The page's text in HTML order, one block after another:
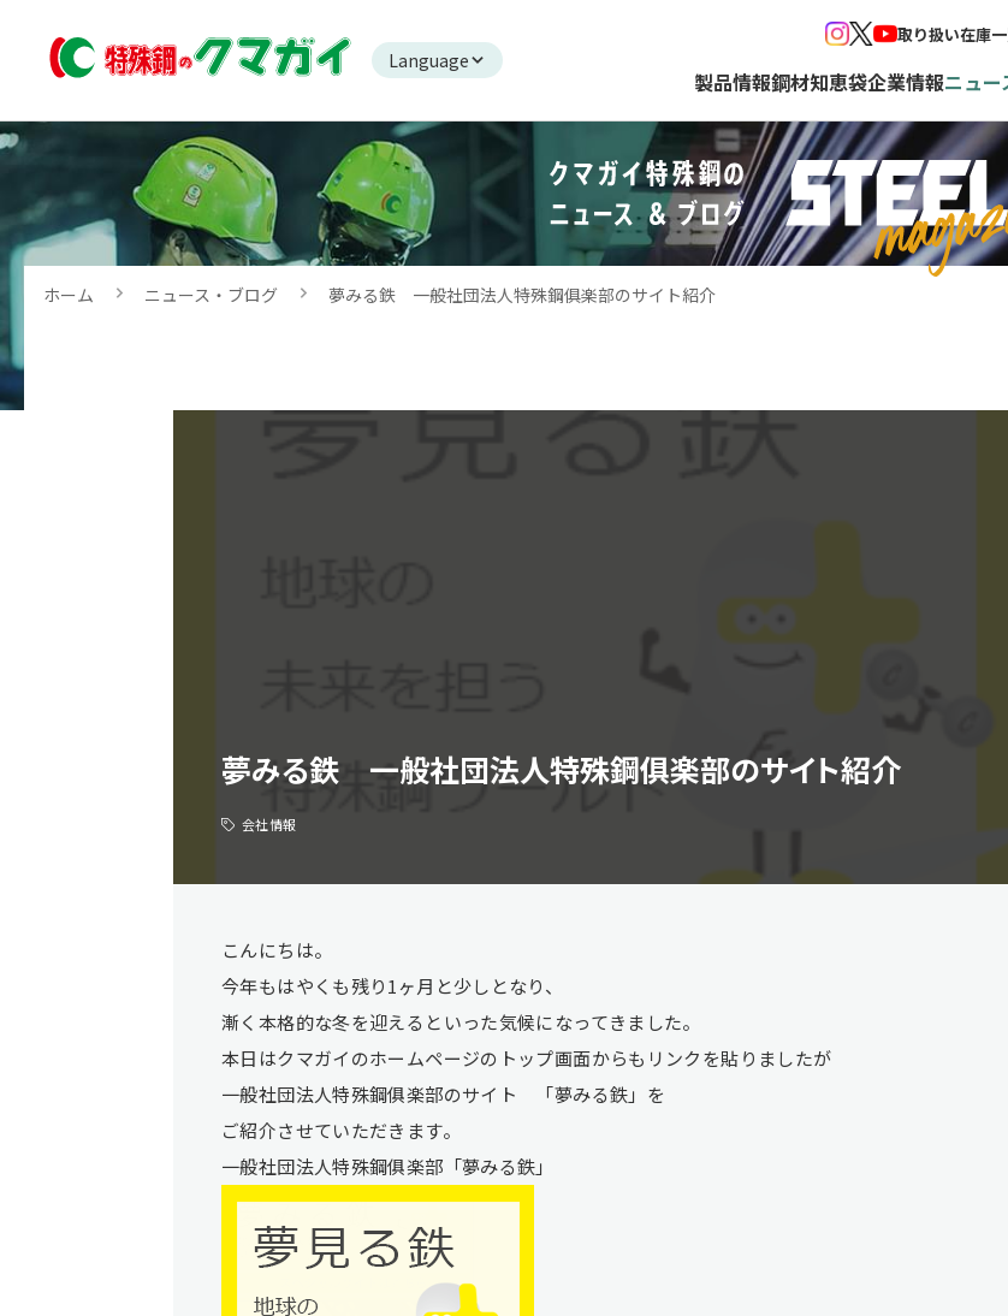
Language
製品情報鋼材知恵袋企業情報ニュ
取り扱い在庫
ホーム ニュース・ブログ 夢みる鉄 一般社団法人特殊鋼俱楽部のサイト紹介
夢みる鉄 一般社団法人特殊鋼俱楽部のサイト紹介
会社情報
こんにちは。
今年もはやくも残り1ヶ月と少しとなり、
漸く本格的な冬を迎えるといった気候になってきました。
本日はクマガイのホームページのトップ画面からもリンクを貼りましたが
一般社団法人特殊鋼俱楽部のサイト 「夢みる鉄」を
ご紹介させていただきます。
一般社団法人特殊鋼俱楽部「夢みる鉄」